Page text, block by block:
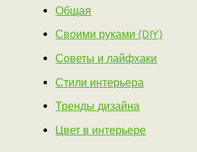
Общая
Своими руками (DIY)
Советы и лайфхаки
Стили интерьера
Тренды дизайна
Цвет в интерьере